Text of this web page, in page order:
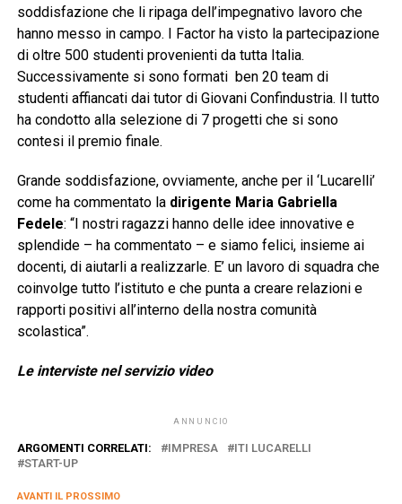
soddisfazione che li ripaga dell’impegnativo lavoro che
hanno messo in campo. I Factor ha visto la partecipazione
di oltre 500 studenti provenienti da tutta Italia.
Successivamente si sono formati ben 20 team di
studenti affiancati dai tutor di Giovani Confindustria. Il tutto
ha condotto alla selezione di 7 progetti che si sono
contesi il premio finale.
Grande soddisfazione, ovviamente, anche per il ‘Lucarelli’
come ha commentato la dirigente Maria Gabriella
Fedele: “I nostri ragazzi hanno delle idee innovative e
splendide – ha commentato – e siamo felici, insieme ai
docenti, di aiutarli a realizzarle. E’ un lavoro di squadra che
coinvolge tutto l’istituto e che punta a creare relazioni e
rapporti positivi all’interno della nostra comunità
scolastica”.
Le interviste nel servizio video
ANNUNCIO
ARGOMENTI CORRELATI: IMPRESA
ITI LUCARELLI
START-UP
AVANTI IL ​​PROSSIMO